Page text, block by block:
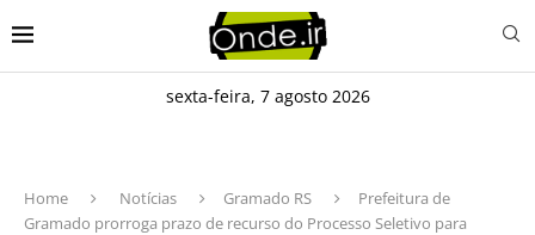
sexta-feira, 7 agosto 2026
Home Notícias Gramado RS
Prefeitura de
Gramado prorroga prazo de recurso do Processo Seletivo para